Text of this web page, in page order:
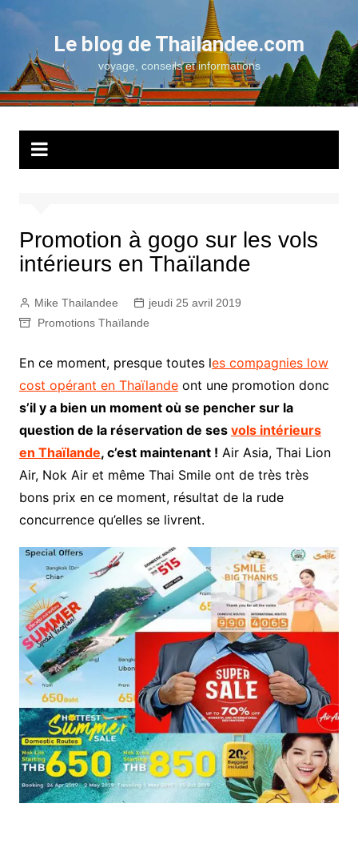
Aller
contenu
Le blog de Thailandee.com
voyage, conseils et informations
Promotion à gogo sur les vols
intérieurs en Thaïlande
Mike Thailandee
jeudi 25 avril 2019
Promotions Thaïlande
En ce moment, presque toutes les compagnies low
cost opérant en Thaïlandeont une promotion donc
s’il y a bien un moment où se pencher sur la
question de la réservation de ses vols intérieurs
en Thaïlande, c’est maintenant ! Air Asia, Thai Lion
Air, Nok Air et même Thai Smile ont de très très
bons prix en ce moment, résultat de la rude
concurrence qu’elles se livrent.